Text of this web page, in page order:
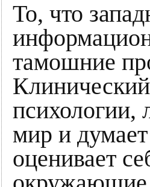
То, что
тамошние
психологии,
мир и
оценивает